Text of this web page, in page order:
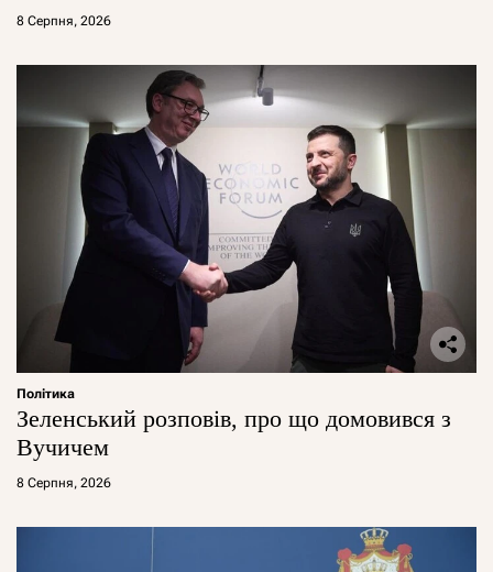
8 Серпня, 2026
Політика
Зеленський розповів, про що домовився з
Вучичем
8 Серпня, 2026